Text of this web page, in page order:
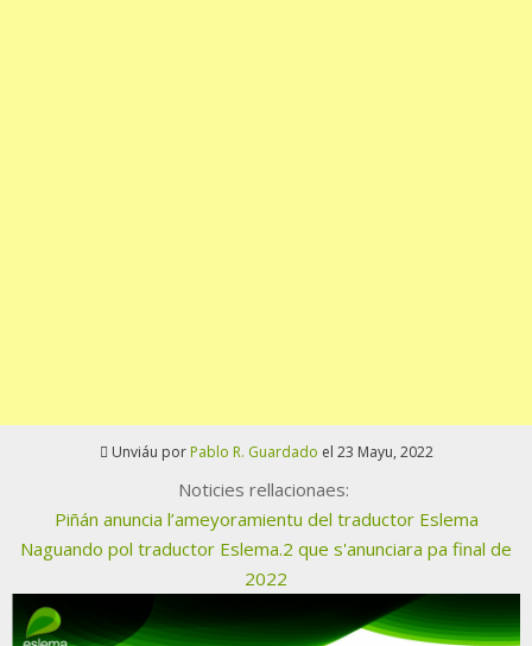
Unviáu por Pablo R. Guardado el 23 Mayu, 2022
Noticies rellacionaes:
Piñán anuncia l’ameyoramientu del traductor Eslema
Naguando pol traductor Eslema.2 que s'anunciara pa final de
2022